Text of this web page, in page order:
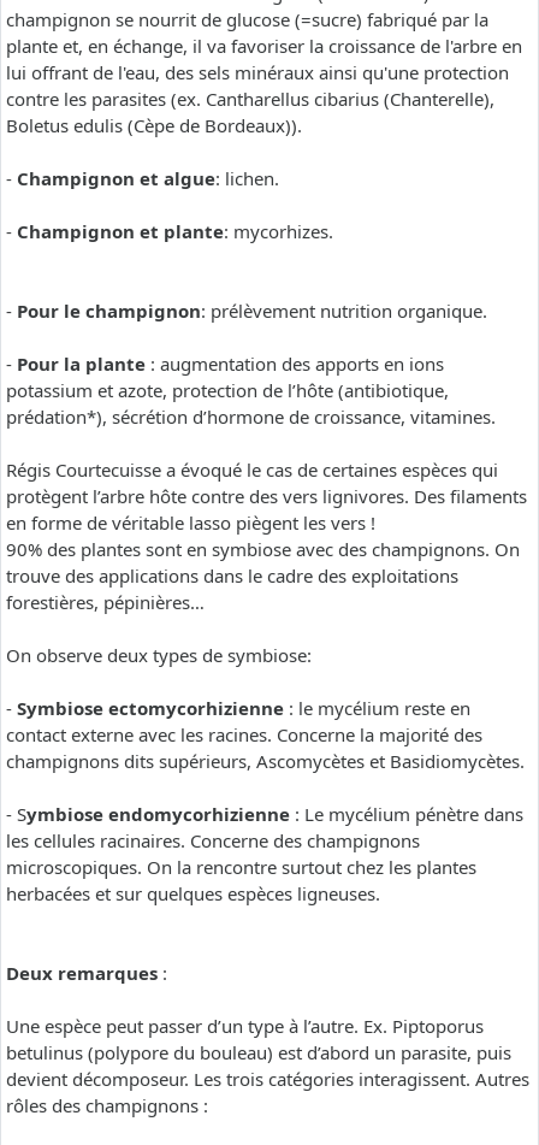
champignon se nourrit de glucose (=sucre) fabriqué par la
plante et, en échange, il va favoriser la croissance de l'arbre en
lui offrant de l'eau, des sels minéraux ainsi qu'une protection
contre les parasites (ex. Cantharellus cibarius (Chanterelle),
Boletus edulis (Cèpe de Bordeaux)).
- Champignon et algue: lichen.
- Champignon et plante: mycorhizes.
- Pour le champignon: prélèvement nutrition organique.
- Pour la plante : augmentation des apports en ions
potassium et azote, protection de l’hôte (antibiotique,
prédation*), sécrétion d’hormone de croissance, vitamines.
Régis Courtecuisse a évoqué le cas de certaines espèces qui
protègent l’arbre hôte contre des vers lignivores. Des filaments
en forme de véritable lasso piègent les vers !
90% des plantes sont en symbiose avec des champignons. On
trouve des applications dans le cadre des exploitations
forestières, pépinières…
On observe deux types de symbiose:
- Symbiose ectomycorhizienne : le mycélium reste en
contact externe avec les racines. Concerne la majorité des
champignons dits supérieurs, Ascomycètes et Basidiomycètes.
- Symbiose endomycorhizienne : Le mycélium pénètre dans
les cellules racinaires. Concerne des champignons
microscopiques. On la rencontre surtout chez les plantes
herbacées et sur quelques espèces ligneuses.
Deux remarques :
Une espèce peut passer d’un type à l’autre. Ex. Piptoporus
betulinus (polypore du bouleau) est d’abord un parasite, puis
devient décomposeur. Les trois catégories interagissent. Autres
rôles des champignons :